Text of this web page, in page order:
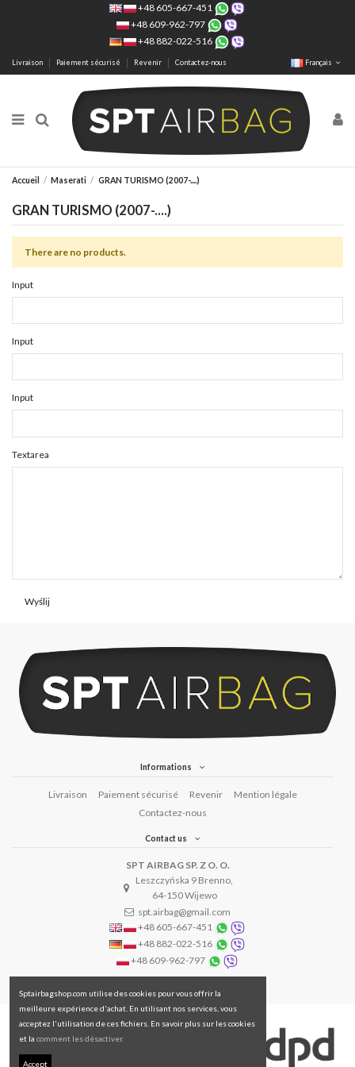
+48 605-667-451
+48 609-962-797
+48 882-022-516
Livraison Paiement sécurisé Revenir Contactez-nous Français
Accueil Maserati GRAN TURISMO (2007-....)
GRAN TURISMO (2007-....)
There are no products.
Input
Input
Input
Textarea
Wyślij
Informations
Livraison Paiement sécurisé Revenir
Mention légale
Contactez-nous
Contact us
SPT AIRBAG SP. Z O. O.
Leszczyńska 9 Brenno,
64-150 Wijewo
spt.airbag@gmail.com
+48 605-667-451
+48 882-022-516
+48 609-962-797
Sptairbagshop.com utilise des cookies pour vous offrir la
meilleure expérience d'achat. En utilisant nos services, vous
acceptez l'utilisation de ces fichiers. En savoir plus sur les cookies
et la comment les désactiver.
Accept